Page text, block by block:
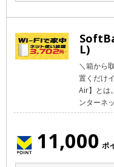
L)
＼箱から
置くだけ
Air】とは
ンターネ
11,000 ポ